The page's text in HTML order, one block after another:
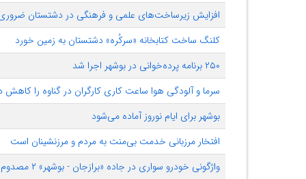
افزایش زیرساخت‌های علمی و فرهنگی در دشتستان
کلنگ ساخت کتابخانه «سرکُره» دشتستان به زمین خورد
۲۵۰ برنامه پرده‌خوانی در بوشهر اجرا شد
سرما و آلودگی هوا ساعت کاری کارگران در گناوه را کاهش
بوشهر برای ایام نوروز آماده می‌شود
افتخار مرزبانی خدمت بی‌منت به مردم و مرزنشینان است
واژگونی خودرو سواری در جاده «برازجان - بوشهر» ۲ مصدوم برجای گذاشت